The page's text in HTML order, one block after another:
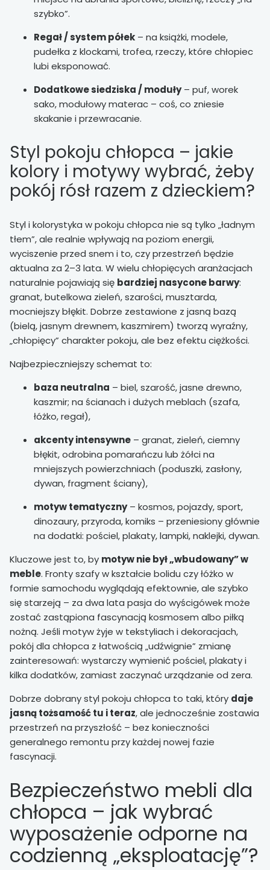
szybko”.
Regał / system półek – na książki, modele,
pudełka z klockami, trofea, rzeczy, które chłopiec
lubi eksponować.
Dodatkowe siedziska / moduły– puf, worek
sako, modułowy materac – coś, co zniesie
skakanie i przewracanie.
Styl pokoju chłopca – jakie
kolory i motywy wybrać, żeby
pokój rósł razem z dzieckiem?
Styl i kolorystyka w pokoju chłopca nie są tylko „ładnym
tłem”, ale realnie wpływają na poziom energii,
wyciszenie przed snem i to, czy przestrzeń będzie
aktualna za 2–3 lata. W wielu chłopięcych aranżacjach
naturalnie pojawiają się bardziej nasycone barwy:
granat, butelkowa zieleń, szarości, musztarda,
mocniejszy błękit. Dobrze zestawione z jasną bazą
(bielą, jasnym drewnem, kaszmirem) tworzą wyraźny,
„chłopięcy” charakter pokoju, ale bez efektu ciężkości.
Najbezpieczniejszy schemat to:
baza neutralna – biel, szarość, jasne drewno,
kaszmir; na ścianach i dużych meblach (szafa,
łóżko, regał),
akcenty intensywne – granat, zieleń, ciemny
błękit, odrobina pomarańczu lub żółci na
mniejszych powierzchniach (poduszki, zasłony,
dywan, fragment ściany),
motyw tematyczny– kosmos, pojazdy, sport,
dinozaury, przyroda, komiks – przeniesiony głównie
na dodatki: pościel, plakaty, lampki, naklejki, dywan.
Kluczowe jest to, by motyw nie był „wbudowany” w
meble. Fronty szafy w kształcie bolidu czy łóżko w
formie samochodu wyglądają efektownie, ale szybko
się starzeją – za dwa lata pasja do wyścigówek może
zostać zastąpiona fascynacją kosmosem albo piłką
nożną. Jeśli motyw żyje w tekstyliach i dekoracjach,
pokój dla chłopca z łatwością „udźwignie” zmianę
zainteresowań: wystarczy wymienić pościel, plakaty i
kilka dodatków, zamiast zaczynać urządzanie od zera.
Dobrze dobrany styl pokoju chłopca to taki, który daje
jasną tożsamość tu i teraz, ale jednocześnie zostawia
przestrzeń na przyszłość – bez konieczności
generalnego remontu przy każdej nowej fazie
fascynacji.
Bezpieczeństwo mebli dla
chłopca – jak wybrać
wyposażenie odporne na
codzienną „eksploatację”?